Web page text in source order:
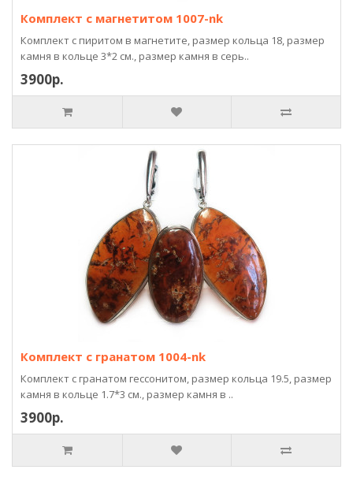
Комплект с магнетитом 1007-nk
Комплект с пиритом в магнетите, размер кольца 18, размер
камня в кольце 3*2 см., размер камня в серь..
3900р.
Комплект с гранатом 1004-nk
Комплект с гранатом гессонитом, размер кольца 19.5, размер
камня в кольце 1.7*3 см., размер камня в ..
3900р.